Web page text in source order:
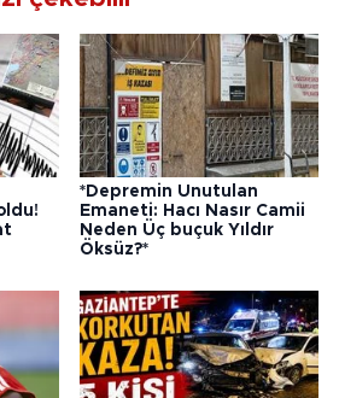
*Depremin Unutulan
Emaneti: Hacı Nasır Camii
Neden Üç buçuk Yıldır
Öksüz?*